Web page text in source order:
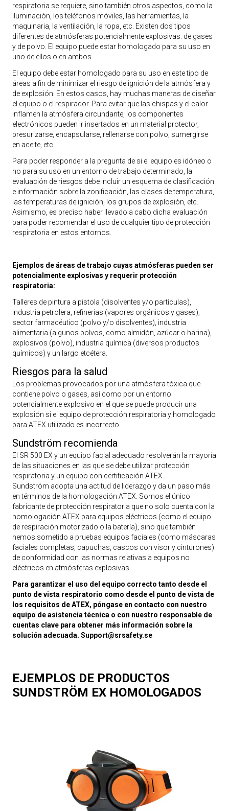
respiratoria se requiere, sino también otros aspectos, como la
iluminación, los teléfonos móviles, las herramientas, la
maquinaria, la ventilación, la ropa, etc. Existen dos tipos
diferentes de atmósferas potencialmente explosivas: de gases
y de polvo. El equipo puede estar homologado para su uso en
uno de ellos o en ambos.
El equipo debe estar homologado para su uso en este tipo de
áreas a fin de minimizar el riesgo de ignición de la atmósfera y
de explosión. En estos casos, hay muchas maneras de diseñar
el equipo o el respirador. Para evitar que las chispas y el calor
inflamen la atmósfera circundante, los componentes
electrónicos pueden ir insertados en un material protector,
presurizarse, encapsularse, rellenarse con polvo, sumergirse
en aceite, etc.
Para poder responder a la pregunta de si el equipo es idóneo o
no para su uso en un entorno de trabajo determinado, la
evaluación de riesgos debe incluir un esquema de clasificación
e información sobre la zonificación, las clases de temperatura,
las temperaturas de ignición, los grupos de explosión, etc.
Asimismo, es preciso haber llevado a cabo dicha evaluación
para poder recomendar el uso de cualquier tipo de protección
respiratoria en estos entornos.
Ejemplos de áreas de trabajo cuyas atmósferas pueden ser
potencialmente explosivas y requerir protección
respiratoria:
Talleres de pintura a pistola (disolventes y/o partículas),
industria petrolera, refinerías (vapores orgánicos y gases),
sector farmacéutico (polvo y/o disolventes), industria
alimentaria (algunos polvos, como almidón, azúcar o harina),
explosivos (polvo), industria química (diversos productos
químicos) y un largo etcétera.
Riesgos para la salud
Los problemas provocados por una atmósfera tóxica que
contiene polvo o gases, así como por un entorno
potencialmente explosivo en el que se puede producir una
explosión si el equipo de protección respiratoria y homologado
para ATEX utilizado es incorrecto.
Sundström recomienda
El SR 500 EX y un equipo facial adecuado resolverán la mayoría
de las situaciones en las que se debe utilizar protección
respiratoria y un equipo con certificación ATEX.
Sundström adopta una actitud de liderazgo y da un paso más
en términos de la homologación ATEX. Somos el único
fabricante de protección respiratoria que no solo cuenta con la
homologación ATEX para equipos eléctricos (como el equipo
de respiración motorizado o la batería), sino que también
hemos sometido a pruebas equipos faciales (como máscaras
faciales completas, capuchas, cascos con visor y cinturones)
de conformidad con las normas relativas a equipos no
eléctricos en atmósferas explosivas.
Para garantizar el uso del equipo correcto tanto desde el
punto de vista respiratorio como desde el punto de vista de
los requisitos de ATEX, póngase en contacto con nuestro
equipo de asistencia técnica o con nuestro responsable de
cuentas clave para obtener más información sobre la
solución adecuada. Support@srsafety.se
EJEMPLOS DE PRODUCTOS
SUNDSTRÖM EX HOMOLOGADOS